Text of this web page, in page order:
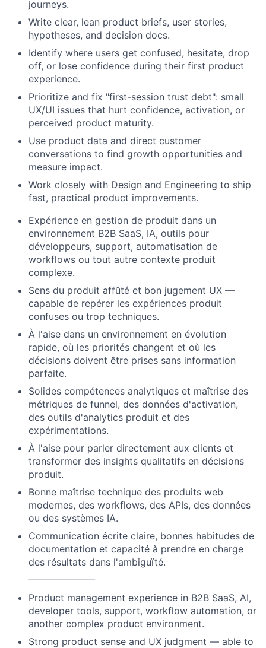
journeys.
Write clear, lean product briefs, user stories,
hypotheses, and decision docs.
Identify where users get confused, hesitate, drop
off, or lose confidence during their first product
experience.
Prioritize and fix "first-session trust debt": small
UX/UI issues that hurt confidence, activation, or
perceived product maturity.
Use product data and direct customer
conversations to find growth opportunities and
measure impact.
Work closely with Design and Engineering to ship
fast, practical product improvements.
Expérience en gestion de produit dans un
environnement B2B SaaS, IA, outils pour
développeurs, support, automatisation de
workflows ou tout autre contexte produit
complexe.
Sens du produit affûté et bon jugement UX —
capable de repérer les expériences produit
confuses ou trop techniques.
À l'aise dans un environnement en évolution
rapide, où les priorités changent et où les
décisions doivent être prises sans information
parfaite.
Solides compétences analytiques et maîtrise des
métriques de funnel, des données d'activation,
des outils d'analytics produit et des
expérimentations.
À l'aise pour parler directement aux clients et
transformer des insights qualitatifs en décisions
produit.
Bonne maîtrise technique des produits web
modernes, des workflows, des APIs, des données
ou des systèmes IA.
Communication écrite claire, bonnes habitudes de
documentation et capacité à prendre en charge
des résultats dans l'ambiguïté.
Product management experience in B2B SaaS, AI,
developer tools, support, workflow automation, or
another complex product environment.
Strong product sense and UX judgment — able to